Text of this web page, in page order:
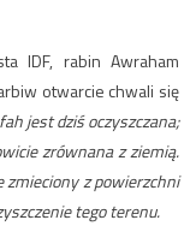
IDF, rabin Awraham
otwarcie chwali się
jest dziś oczyszczana;
zrównana z ziemią.
z powierzchni
tego terenu.